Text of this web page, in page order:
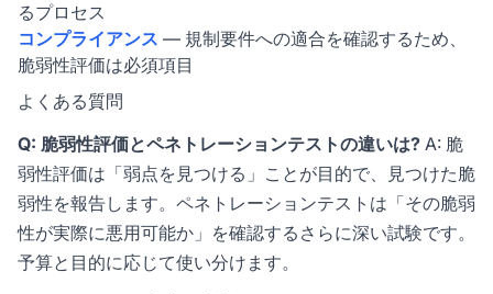
るプロセス
コンプライアンス — 規制要件への適合を確認するため、
脆弱性評価は必須項目
よくある質問
Q: 脆弱性評価とペネトレーションテストの違いは? A: 脆
弱性評価は「弱点を見つける」ことが目的で、見つけた脆
弱性を報告します。ペネトレーションテストは「その脆弱
性が実際に悪用可能か」を確認するさらに深い試験です。
予算と目的に応じて使い分けます。